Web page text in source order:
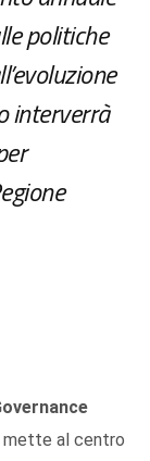
politiche
interverrà
mette al centro